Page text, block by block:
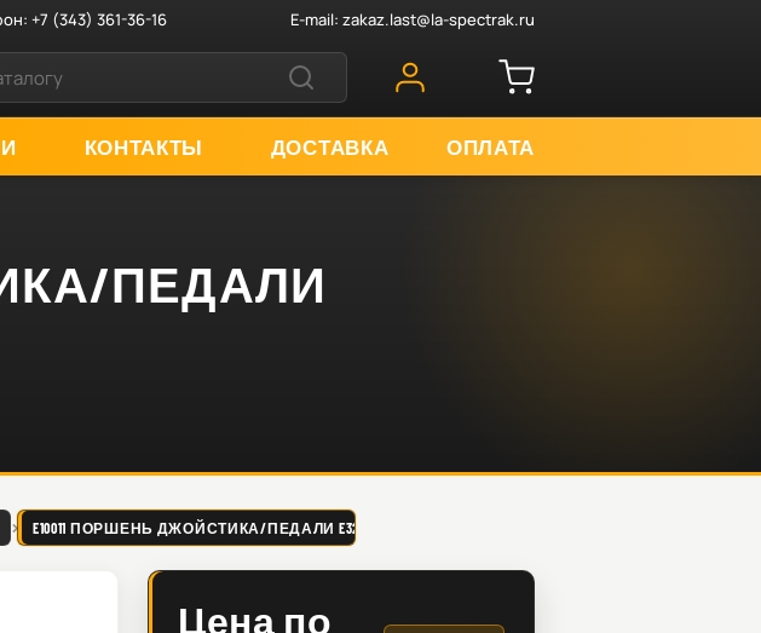
+7 (343) 361-36-16 E-mail: zakaz.last@la-spectrak.ru
КОНТАКТЫ ДОСТАВКА ОПЛАТА
ПЕДАЛИ
E10011 ПОРШЕНЬ ДЖОЙСТИКА/ПЕДАЛИ E320B/C EC210 E10011
Цена по